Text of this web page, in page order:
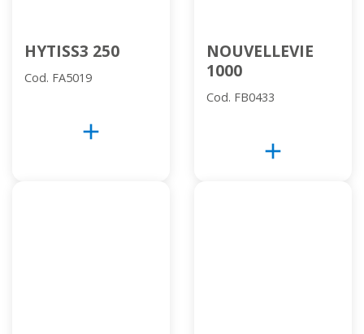
HYTISS3 250
Cod. FA5019
add
NOUVELLEVIE
1000
Cod. FB0433
add